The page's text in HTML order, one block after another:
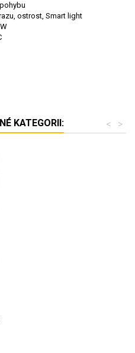
ostrost, Smart light
KATEGORII: >
<